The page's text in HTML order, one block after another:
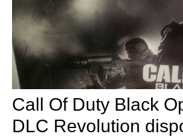
Call Of Duty Black
DLC Revolution